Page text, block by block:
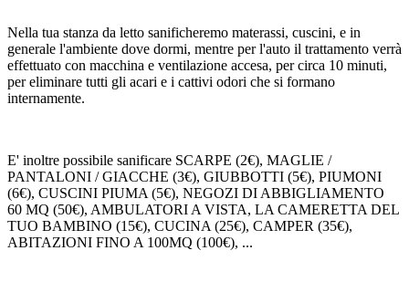
Nella tua stanza da letto sanificheremo materassi, cuscini, e in
generale l'ambiente dove dormi, mentre per l'auto il trattamento verrà
effettuato con macchina e ventilazione accesa, per circa 10 minuti,
per eliminare tutti gli acari e i cattivi odori che si formano
internamente.
E' inoltre possibile sanificare SCARPE (2€), MAGLIE /
PANTALONI / GIACCHE (3€), GIUBBOTTI (5€), PIUMONI
(6€), CUSCINI PIUMA (5€), NEGOZI DI ABBIGLIAMENTO
60 MQ (50€), AMBULATORI A VISTA, LA CAMERETTA DEL
TUO BAMBINO (15€), CUCINA (25€), CAMPER (35€),
ABITAZIONI FINO A 100MQ (100€), ...